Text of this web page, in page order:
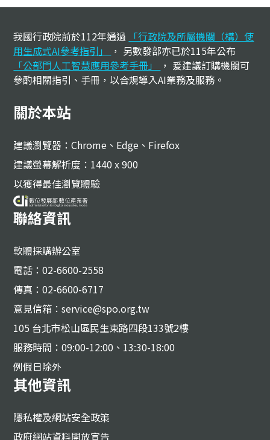
我國行政院前於112年通過
「行政院及所屬機關（構）使
用生成式AI參考指引」
， 另數發部亦已於115年公布
「公部門人工智慧應用參考手冊」
， 爰建議訂購機關可
參酌相關指引、手冊，以合規導入AI業務及服務。
關於本站
建議瀏覽器：Chrome、Edge、Firefox
建議螢幕解析度：1440 x 900
以獲得最佳瀏覽體驗
聯絡資訊
軟體採購辦公室
電話：02-6600-2558
傳真：02-6600-6717
意見信箱：service@spo.org.tw
105 台北市松山區民生東路四段133號2樓
服務時間：09:00-12:00、13:30-18:00
例假日除外
其他資訊
隱私權及網站安全政策
政府網站資料開放宣告